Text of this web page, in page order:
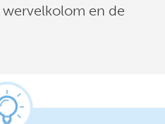
en de